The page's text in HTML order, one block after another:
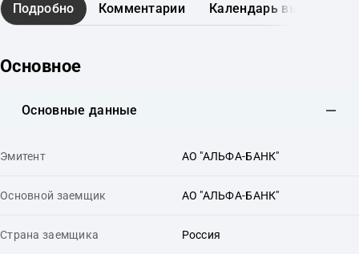
Подробно Комментарии Календарь выплат
Основное
Основные данные
Эмитент АО "АЛЬФА-БАНК"
Основной заемщик АО "АЛЬФА-БАНК"
Страна заемщика Россия